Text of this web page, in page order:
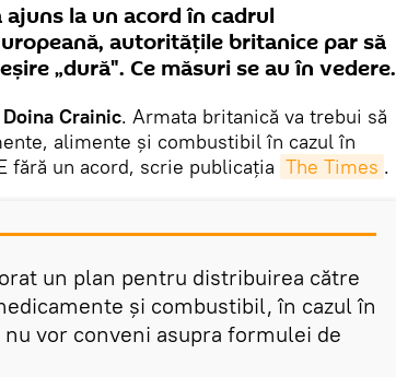
la un acord în cadrul
autoritățile britanice par să
„dură". Ce măsuri se au în vedere.
Crainic. Armata britanică va trebui să
alimente și combustibil în cazul în
fără un acord, scrie publicaţia The Times .
un plan pentru distribuirea către
și combustibil, în cazul în
vor conveni asupra formulei de